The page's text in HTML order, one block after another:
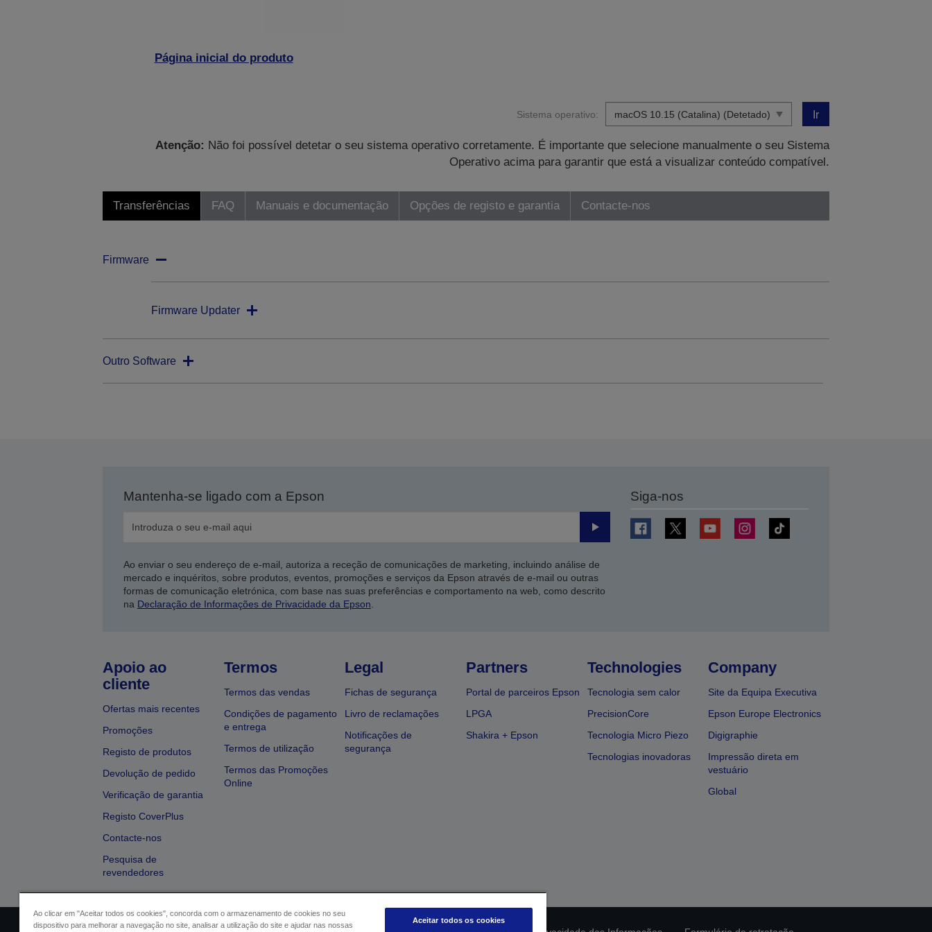
Página inicial do produto
Sistema operativo: Ir
Atenção: Não foi possível detetar o seu sistema operativo corretamente. É importante que selecione manualmente o seu Sistema
Operativo acima para garantir que está a visualizar conteúdo compatível.
Transferências FAQ Manuais e documentação Opções de registo e garantia Contacte-nos
Firmware
Firmware Updater
Outro Software
Mantenha-se ligado com a Epson
Enviar
Ao enviar o seu endereço de e-mail, autoriza a receção de comunicações de marketing, incluindo análise de
mercado e inquéritos, sobre produtos, eventos, promoções e serviços da Epson através de e-mail ou outras
formas de comunicação eletrónica, com base nas suas preferências e comportamento na web, como descrito
na Declaração de Informações de Privacidade da Epson.
Siga-nos
Apoio ao
cliente
Ofertas mais recentes
Promoções
Registo de produtos
Devolução de pedido
Verificação de garantia
Registo CoverPlus
Contacte-nos
Pesquisa de
revendedores
Termos
Termos das vendas
Condições de pagamento
e entrega
Termos de utilização
Termos das Promoções
Online
Legal
Fichas de segurança
Livro de reclamações
Notificações de
segurança
Partners
Portal de parceiros Epson
LPGA
Shakira + Epson
Technologies
Tecnologia sem calor
PrecisionCore
Tecnologia Micro Piezo
Tecnologias inovadoras
Company
Site da Equipa Executiva
Epson Europe Electronics
Digigraphie
Impressão direta em
vestuário
Global
Ao clicar em "Aceitar todos os cookies", concorda com o armazenamento de cookies no seu
dispositivo para melhorar a navegação no site, analisar a utilização do site e ajudar nas nossas
Aceitar todos os cookies